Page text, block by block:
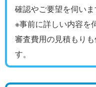
確認やご要望を伺いま
※事前に詳しい内容を
審査費用の見積もり
す。